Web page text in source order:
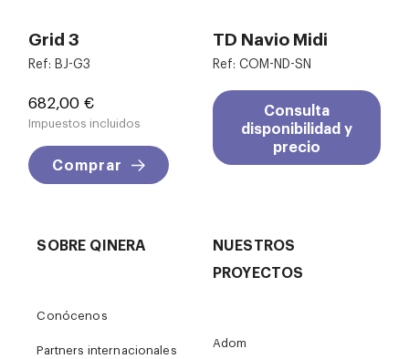
Grid 3
Ref: BJ-G3
Precio
682,00 €
Impuestos incluidos
Comprar
TD Navio Midi
Ref: COM-ND-SN
Consulta
disponibilidad y
precio
SOBRE QINERA
Conócenos
Partners internacionales
NUESTROS
PROYECTOS
Adom